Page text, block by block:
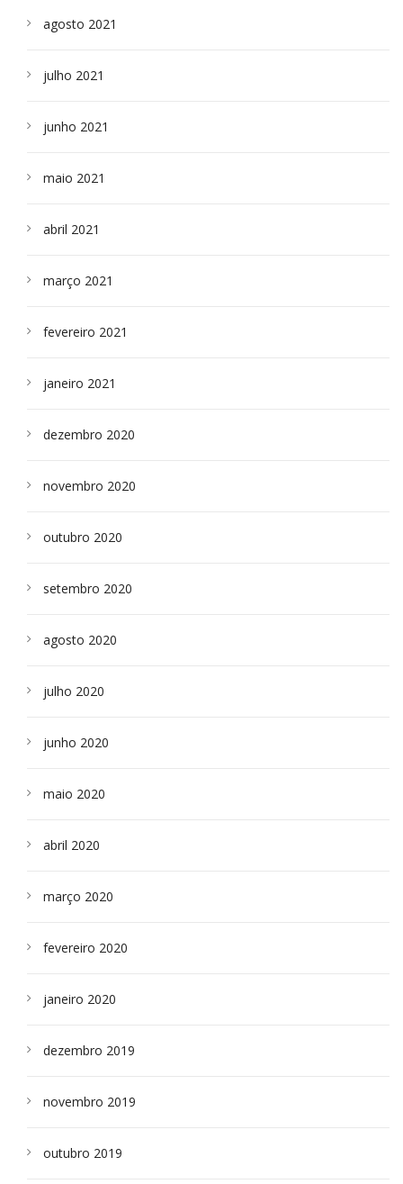
agosto 2021
julho 2021
junho 2021
maio 2021
abril 2021
março 2021
fevereiro 2021
janeiro 2021
dezembro 2020
novembro 2020
outubro 2020
setembro 2020
agosto 2020
julho 2020
junho 2020
maio 2020
abril 2020
março 2020
fevereiro 2020
janeiro 2020
dezembro 2019
novembro 2019
outubro 2019